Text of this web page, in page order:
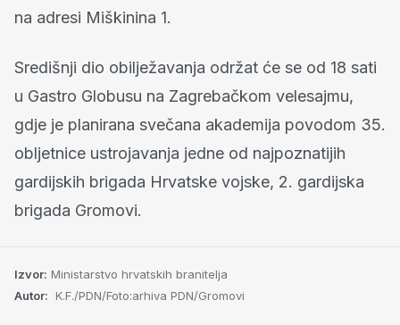
na adresi Miškinina 1.
Središnji dio obilježavanja održat će se od 18 sati
u Gastro Globusu na Zagrebačkom velesajmu,
gdje je planirana svečana akademija povodom 35.
obljetnice ustrojavanja jedne od najpoznatijih
gardijskih brigada Hrvatske vojske, 2. gardijska
brigada Gromovi.
Izvor: Ministarstvo hrvatskih branitelja
Autor: K.F./PDN/Foto:arhiva PDN/Gromovi